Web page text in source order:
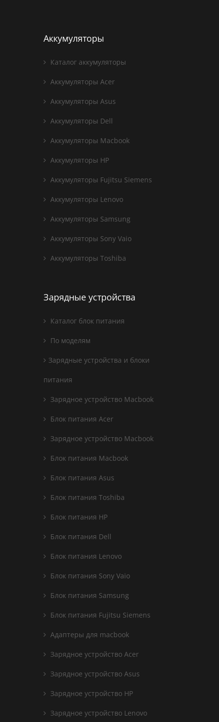
Аккумуляторы
Каталог аккумуляторы
Аккумуляторы Acer
Аккумуляторы Asus
Аккумуляторы Dell
Аккумуляторы Macbook
Аккумуляторы HP
Аккумуляторы Fujitsu Siemens
Аккумуляторы Lenovo
Аккумуляторы Samsung
Аккумуляторы Sony Vaio
Аккумуляторы Toshiba
Зарядные устройства
Каталог блок питания
По моделям
Зарядные устройства и блоки
питания
Зарядное устройство Macbook
Блок питания Acer
Зарядное устройство Macbook
Блок питания Macbook
Блок питания Asus
Блок питания Toshiba
Блок питания HP
Блок питания Dell
Блок питания Lenovo
Блок питания Sony Vaio
Блок питания Samsung
Блок питания Fujitsu Siemens
Адаптеры для macbook
Зарядное устройство Acer
Зарядное устройство Asus
Зарядное устройство HP
Зарядное устройство Lenovo